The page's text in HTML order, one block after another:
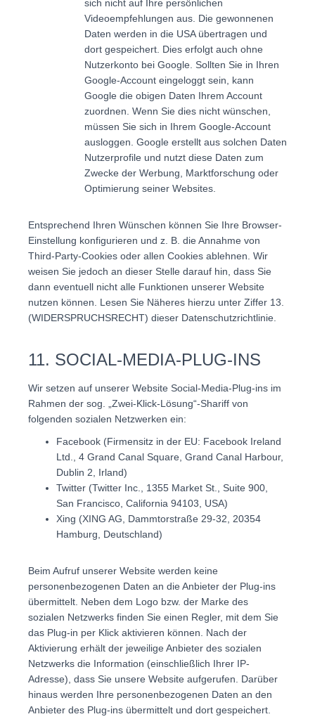
sich nicht auf Ihre persönlichen
Videoempfehlungen aus. Die gewonnenen
Daten werden in die USA übertragen und
dort gespeichert. Dies erfolgt auch ohne
Nutzerkonto bei Google. Sollten Sie in Ihren
Google-Account eingeloggt sein, kann
Google die obigen Daten Ihrem Account
zuordnen. Wenn Sie dies nicht wünschen,
müssen Sie sich in Ihrem Google-Account
ausloggen. Google erstellt aus solchen Daten
Nutzerprofile und nutzt diese Daten zum
Zwecke der Werbung, Marktforschung oder
Optimierung seiner Websites.
Entsprechend Ihren Wünschen können Sie Ihre Browser-
Einstellung konfigurieren und z. B. die Annahme von
Third-Party-Cookies oder allen Cookies ablehnen. Wir
weisen Sie jedoch an dieser Stelle darauf hin, dass Sie
dann eventuell nicht alle Funktionen unserer Website
nutzen können. Lesen Sie Näheres hierzu unter Ziffer 13.
(WIDERSPRUCHSRECHT) dieser Datenschutzrichtlinie.
11. SOCIAL-MEDIA-PLUG-INS
Wir setzen auf unserer Website Social-Media-Plug-ins im
Rahmen der sog. „Zwei-Klick-Lösung“-Shariff von
folgenden sozialen Netzwerken ein:
Facebook (Firmensitz in der EU: Facebook Ireland
Ltd., 4 Grand Canal Square, Grand Canal Harbour,
Dublin 2, Irland)
Twitter (Twitter Inc., 1355 Market St., Suite 900,
San Francisco, California 94103, USA)
Xing (XING AG, Dammtorstraße 29-32, 20354
Hamburg, Deutschland)
Beim Aufruf unserer Website werden keine
personenbezogenen Daten an die Anbieter der Plug-ins
übermittelt. Neben dem Logo bzw. der Marke des
sozialen Netzwerks finden Sie einen Regler, mit dem Sie
das Plug-in per Klick aktivieren können. Nach der
Aktivierung erhält der jeweilige Anbieter des sozialen
Netzwerks die Information (einschließlich Ihrer IP-
Adresse), dass Sie unsere Website aufgerufen. Darüber
hinaus werden Ihre personenbezogenen Daten an den
Anbieter des Plug-ins übermittelt und dort gespeichert.